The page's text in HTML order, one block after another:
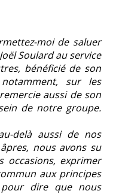
moi de saluer
Soulard au service
bénéficié de son
sur les
aussi de son
de notre groupe.
delà aussi de nos
nous avons su
occasions, exprimer
aux principes
dire que nous